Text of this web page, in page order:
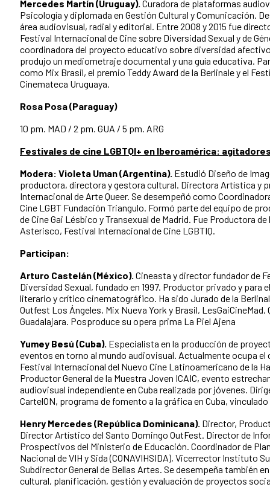
Mercedes Martín (Uruguay). Curadora de plataformas
Psicología y diplomada en Gestión Cultural y Comunicación.
área audiovisual, radial y editorial. Entre 2008 y 2015 fue
Festival Internacional de Cine sobre Diversidad Sexual y de
coordinadora del proyecto educativo sobre diversidad
produjo un mediometraje documental y una guía educativa.
como Mix Brasil, el premio Teddy Award de la Berlinale y el
Cinemateca Uruguaya.
Rosa Posa (Paraguay)
10 pm. MAD / 2 pm. GUA / 5 pm. ARG
Festivales de cine LGBTQI+ en Iberoamérica:
Modera: Violeta Uman (Argentina). Estudió Diseño de
productora, directora y gestora cultural. Directora Artística y
Internacional de Arte Queer. Se desempeñó como
Cine LGBT Fundación Triangulo. Formó parte del equipo de
de Cine Gai Lésbico y Transexual de Madrid. Fue Productora
Asterisco, Festival Internacional de Cine LGBTIQ.
Participan:
Arturo Castelán (México). Cineasta y director fundador de
Diversidad Sexual, fundado en 1997. Productor privado y para
literario y crítico cinematográfico. Ha sido Jurado de la
Outfest Los Ángeles, Mix Nueva York y Brasil, LesGaiCineMad,
Guadalajara. Posproduce su opera prima La Piel Ajena
Yumey Besú (Cuba). Especialista en la producción de
eventos en torno al mundo audiovisual. Actualmente ocupa
Festival Internacional del Nuevo Cine Latinoamericano de la
Productor General de la Muestra Joven ICAIC, evento
audiovisual independiente en Cuba realizada por jóvenes.
CartelON, programa de fomento a la gráfica en Cuba,
Henry Mercedes (República Dominicana). Director,
Director Artístico del Santo Domingo OutFest. Director de
Prospectivos del Ministerio de Educación. Coordinador de
Nacional de VIH y Sida (CONAVIHSIDA), Vicerrector Instituto
Subdirector General de Bellas Artes. Se desempeña también
cultural, planificación, gestión y evaluación de proyectos